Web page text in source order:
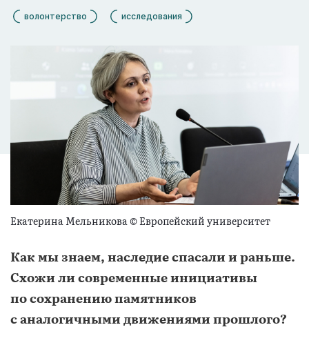
волонтерство исследования
Екатерина Мельникова © Европейский университет
Как мы знаем, наследие спасали и раньше.
Схожи ли современные инициативы
по сохранению памятников
с аналогичными движениями прошлого?